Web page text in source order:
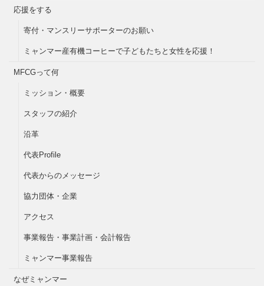
応援をする
寄付・マンスリーサポーターのお願い
ミャンマー産有機コーヒーで子どもたちと女性を応援！
MFCGって何
ミッション・概要
スタッフの紹介
沿革
代表Profile
代表からのメッセージ
協力団体・企業
アクセス
事業報告・事業計画・会計報告
ミャンマー事業報告
なぜミャンマー